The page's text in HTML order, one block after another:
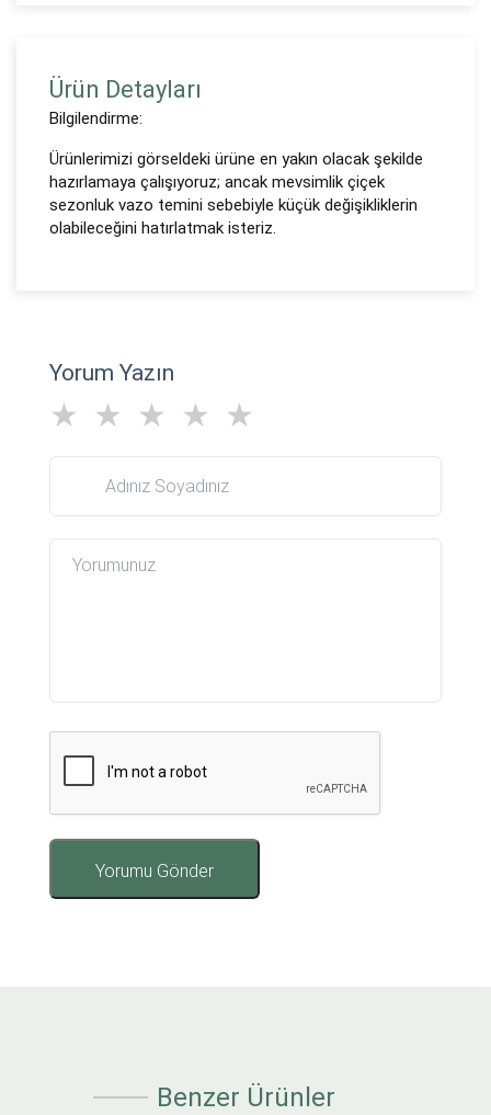
Ürün Detayları
Bilgilendirme:
Ürünlerimizi görseldeki ürüne en yakın olacak şekilde
hazırlamaya çalışıyoruz; ancak mevsimlik çiçek
sezonluk vazo temini sebebiyle küçük değişikliklerin
olabileceğini hatırlatmak isteriz.
Yorum Yazın
Benzer Ürünler